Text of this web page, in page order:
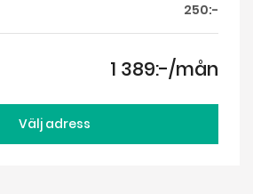
250:-
1 389:-/mån
Välj adress